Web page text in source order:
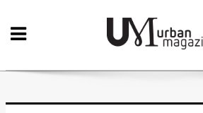
Početna
Vizualne